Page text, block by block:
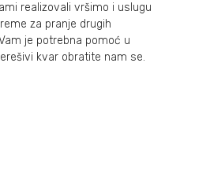
realizovali vršimo i uslugu
za pranje drugih
je potrebna pomoć u
kvar obratite nam se.